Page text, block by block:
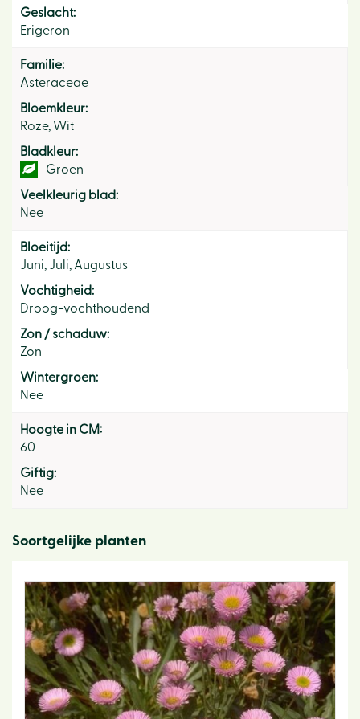
Geslacht:
Erigeron
Familie:
Asteraceae
Bloemkleur:
Roze, Wit
Bladkleur:
Groen
Veelkleurig blad:
Nee
Bloeitijd:
Juni, Juli, Augustus
Vochtigheid:
Droog-vochthoudend
Zon / schaduw:
Zon
Wintergroen:
Nee
Hoogte in CM:
60
Giftig:
Nee
Soortgelijke planten